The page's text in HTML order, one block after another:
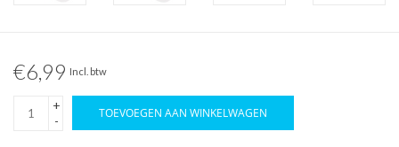
€6,99 Incl. btw
+
-
TOEVOEGEN AAN WINKELWAGEN